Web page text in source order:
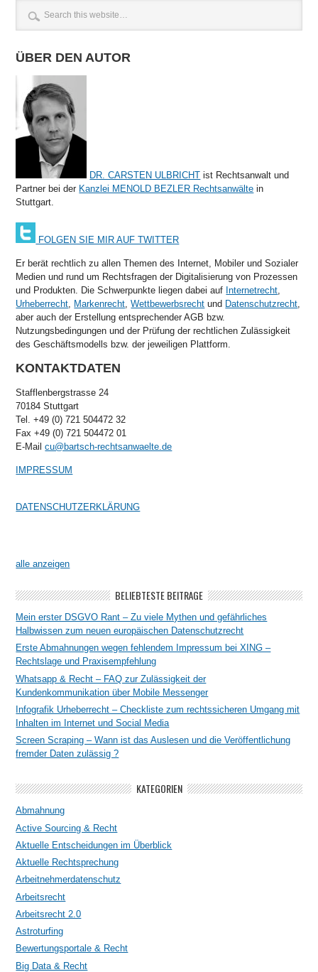
ÜBER DEN AUTOR
DR. CARSTEN ULBRICHT ist Rechtsanwalt und
Partner bei der Kanzlei MENOLD BEZLER Rechtsanwälte in
Stuttgart.
FOLGEN SIE MIR AUF TWITTER
Er berät rechtlich zu allen Themen des Internet, Mobiler und Sozialer
Medien und rund um Rechtsfragen der Digitalisierung von Prozessen
und Produkten. Die Schwerpunkte liegen dabei auf Internetrecht,
Urheberrecht, Markenrecht,Wettbewerbsrecht und Datenschutzrecht,
aber auch der Erstellung entsprechender AGB bzw.
Nutzungsbedingungen und der Prüfung der rechtlichen Zulässigkeit
des Geschäftsmodells bzw. der jeweiligen Plattform.
KONTAKTDATEN
Stafflenbergstrasse 24
70184 Stuttgart
Tel. +49 (0) 721 504472 32
Fax +49 (0) 721 504472 01
E-Mailcu@bartsch-rechtsanwaelte.de
IMPRESSUM
DATENSCHUTZERKLÄRUNG
alle anzeigen
BELIEBTESTE BEITRÄGE
Mein erster DSGVO Rant – Zu viele Mythen und gefährliches
Halbwissen zum neuen europäischen Datenschutzrecht
Erste Abmahnungen wegen fehlendem Impressum bei XING –
Rechtslage und Praxisempfehlung
Whatsapp & Recht – FAQ zur Zulässigkeit der
Kundenkommunikation über Mobile Messenger
Infografik Urheberrecht – Checkliste zum rechtssicheren Umgang mit
Inhalten im Internet und Social Media
Screen Scraping – Wann ist das Auslesen und die Veröffentlichung
fremder Daten zulässig ?
KATEGORIEN
Abmahnung
Active Sourcing & Recht
Aktuelle Entscheidungen im Überblick
Aktuelle Rechtsprechung
Arbeitnehmerdatenschutz
Arbeitsrecht
Arbeitsrecht 2.0
Astroturfing
Bewertungsportale & Recht
Big Data & Recht